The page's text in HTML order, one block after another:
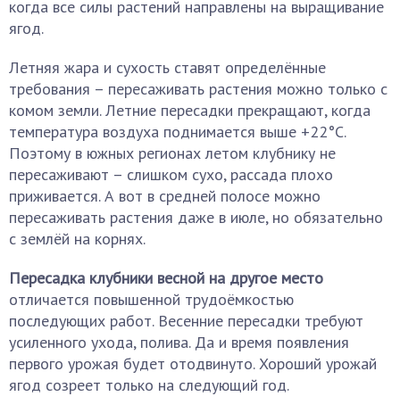
когда все силы растений направлены на выращивание
ягод.
Летняя жара и сухость ставят определённые
требования – пересаживать растения можно только с
комом земли. Летние пересадки прекращают, когда
температура воздуха поднимается выше +22°С.
Поэтому в южных регионах летом клубнику не
пересаживают – слишком сухо, рассада плохо
приживается. А вот в средней полосе можно
пересаживать растения даже в июле, но обязательно
с землёй на корнях.
Пересадка клубники весной на другое место
отличается повышенной трудоёмкостью
последующих работ. Весенние пересадки требуют
усиленного ухода, полива. Да и время появления
первого урожая будет отодвинуто. Хороший урожай
ягод созреет только на следующий год.